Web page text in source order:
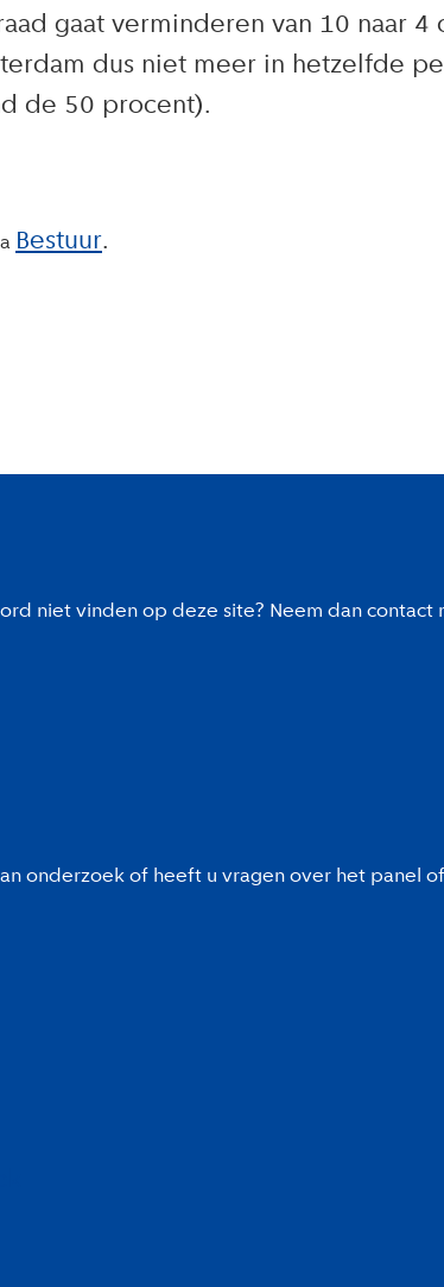
gaat verminderen van 10 naar
dus niet meer in hetzelfde
de 50 procent).
Bestuur
niet vinden op deze site? Neem dan contact
onderzoek of heeft u vragen over het panel